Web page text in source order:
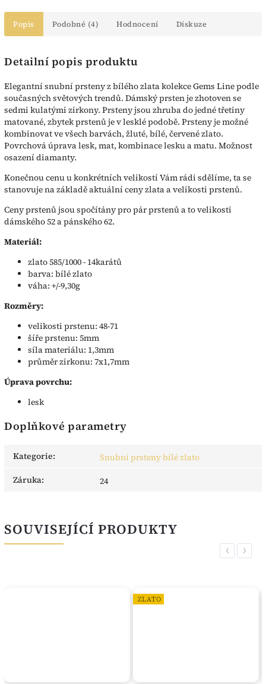
Popis Podobné (4) Hodnocení Diskuze
Detailní popis produktu
Elegantní snubní prsteny z bílého zlata kolekce Gems Line podle
současných světových trendů. Dámský prsten je zhotoven se
sedmi kulatými zirkony. Prsteny jsou zhruba do jedné třetiny
matované, zbytek prstenů je v lesklé podobě. Prsteny je možné
kombinovat ve všech barvách, žluté, bílé, červené zlato.
Povrchová úprava lesk, mat, kombinace lesku a matu. Možnost
osazení diamanty.
Konečnou cenu u konkrétních velikostí Vám rádi sdělíme, ta se
stanovuje na základě aktuální ceny zlata a velikosti prstenů.
Ceny prstenů jsou spočítány pro pár prstenů a to velikosti
dámského 52 a pánského 62.
Materiál:
zlato 585/1000 - 14karátů
barva: bílé zlato
váha: +/-9,30g
Rozměry:
velikosti prstenu: 48-71
šíře prstenu: 5mm
síla materiálu: 1,3mm
průměr zirkonu: 7x1,7mm
Úprava povrchu:
lesk
Doplňkové parametry
Kategorie:
Snubní prsteny bílé zlato
Záruka: 24
SOUVISEJÍCÍ PRODUKTY
Previous
ZLATO
Next